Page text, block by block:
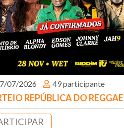
07/2026 49 participante
REPÚBLICA DO REGGAE